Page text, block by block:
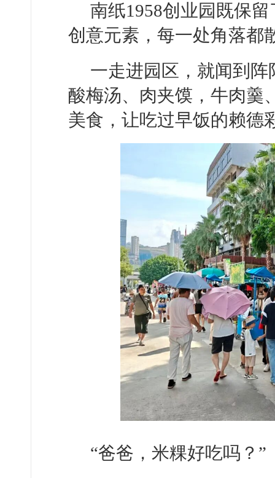
南纸1958创业园既保
创意元素，每一处角落都
一走进园区，就闻到
酸梅汤、肉夹馍，牛肉
美食，让吃过早饭的赖德
“爸爸，米粿好吃吗？”